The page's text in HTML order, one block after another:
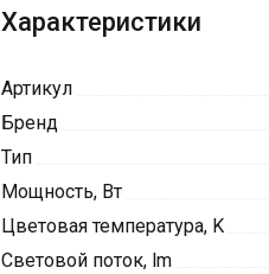
Характеристики
Артикул
Бренд
Тип
Мощность, Вт
Цветовая температура, K
Световой поток, lm